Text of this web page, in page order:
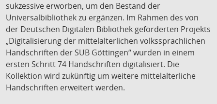
sukzessive erworben, um den Bestand der
Universalbibliothek zu ergänzen. Im Rahmen des von
der Deutschen Digitalen Bibliothek geförderten Projekts
„Digitalisierung der mittelalterlichen volkssprachlichen
Handschriften der SUB Göttingen“ wurden in einem
ersten Schritt 74 Handschriften digitalisiert. Die
Kollektion wird zukünftig um weitere mittelalterliche
Handschriften erweitert werden.